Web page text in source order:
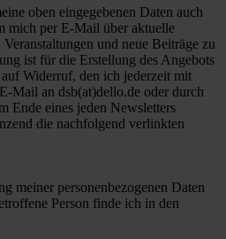
oben eingegebenen Daten auch
mich per E-Mail über aktuelle
und neue Beiträge zu
ist für die Erstellung des Angebots
Widerruf, den ich jederzeit mit
Mail an dsb(at)dello.de oder durch
Ende eines jeden Newsletters
die nachfolgend verlinkten
meiner personenbezogenen Daten
Person finde ich in den